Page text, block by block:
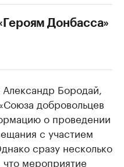
Донбасса»
Бородай,
добровольцев
о проведении
с участием
сразу несколько
что мероприятие